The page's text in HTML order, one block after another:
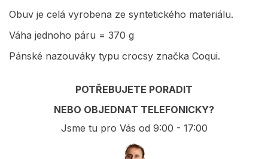
Obuv je celá vyrobena ze syntetického materiálu.
Váha jednoho páru = 370 g
Pánské nazouváky typu crocsy značka Coqui.
POTŘEBUJETE PORADIT
NEBO OBJEDNAT TELEFONICKY?
Jsme tu pro Vás od 9:00 - 17:00